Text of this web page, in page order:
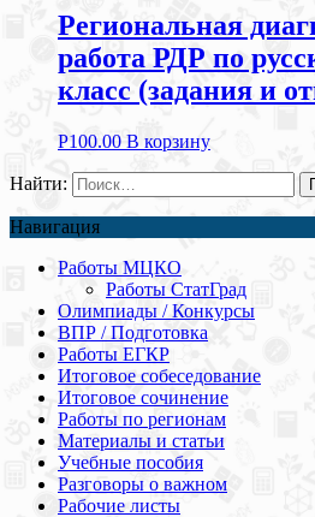
Региональная
работа РДР по
класс (задания и
Р100.00 В корзину
Найти:
Навигация
Работы МЦКО
Работы СтатГрад
Олимпиады / Конкурсы
ВПР / Подготовка
Работы ЕГКР
Итоговое собеседование
Итоговое сочинение
Работы по регионам
Материалы и статьи
Учебные пособия
Разговоры о важном
Рабочие листы